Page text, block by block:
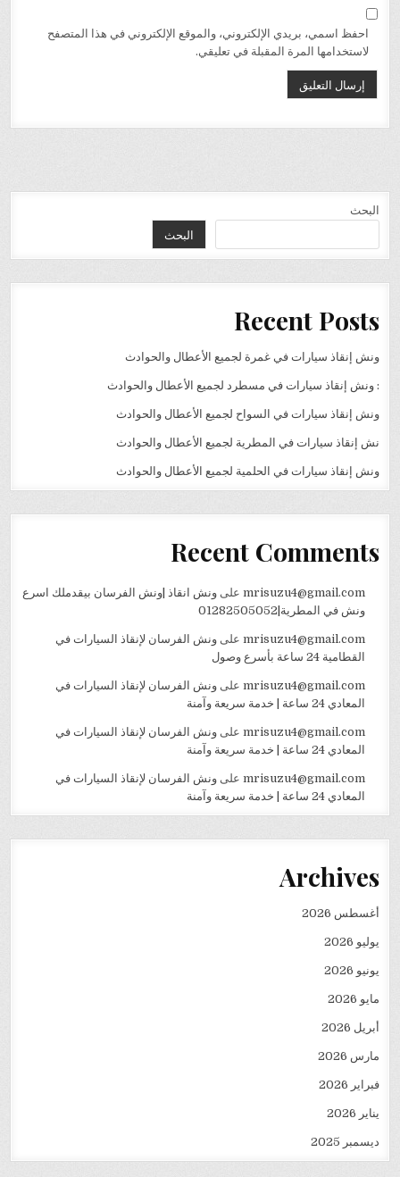
احفظ اسمي، بريدي الإلكتروني، والموقع الإلكتروني في هذا المتصفح
لاستخدامها المرة المقبلة في تعليقي.
البحث
البحث
Recent Posts
ونش إنقاذ سيارات في غمرة لجميع الأعطال والحوادث
: ونش إنقاذ سيارات في مسطرد لجميع الأعطال والحوادث
ونش إنقاذ سيارات في السواح لجميع الأعطال والحوادث
نش إنقاذ سيارات في المطرية لجميع الأعطال والحوادث
ونش إنقاذ سيارات في الحلمية لجميع الأعطال والحوادث
Recent Comments
mrisuzu4@gmail.comعلى ونش انقاذ |ونش الفرسان بيقدملك اسرع
ونش في المطرية|01282505052
mrisuzu4@gmail.comعلى ونش الفرسان لإنقاذ السيارات في
القطامية 24 ساعة بأسرع وصول
mrisuzu4@gmail.comعلى ونش الفرسان لإنقاذ السيارات في
المعادي 24 ساعة | خدمة سريعة وآمنة
mrisuzu4@gmail.comعلى ونش الفرسان لإنقاذ السيارات في
المعادي 24 ساعة | خدمة سريعة وآمنة
mrisuzu4@gmail.comعلى ونش الفرسان لإنقاذ السيارات في
المعادي 24 ساعة | خدمة سريعة وآمنة
Archives
أغسطس 2026
يوليو 2026
يونيو 2026
مايو 2026
أبريل 2026
مارس 2026
فبراير 2026
يناير 2026
ديسمبر 2025